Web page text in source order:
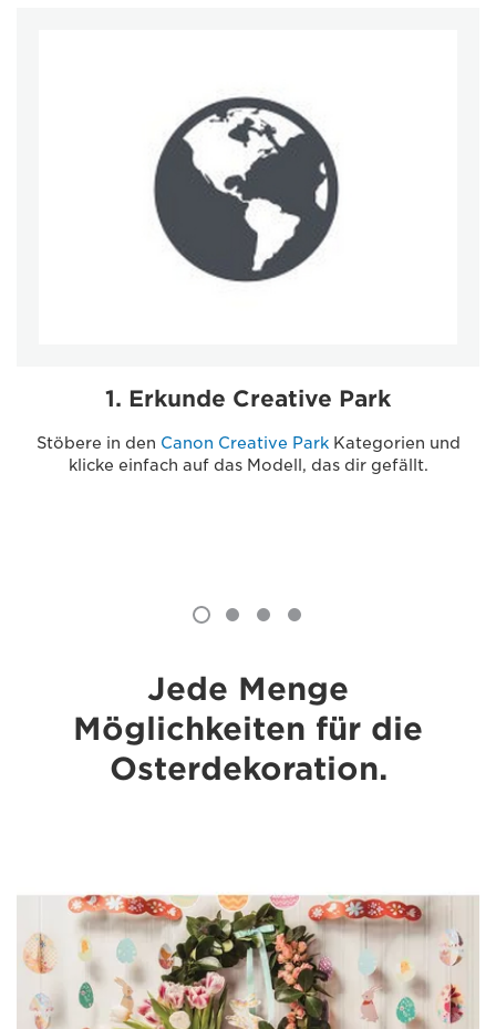
1. Erkunde Creative Park
Stöbere in den Canon Creative ParkKategorien und
klicke einfach auf das Modell, das dir gefällt.
Jede Menge
Möglichkeiten für die
Osterdekoration.